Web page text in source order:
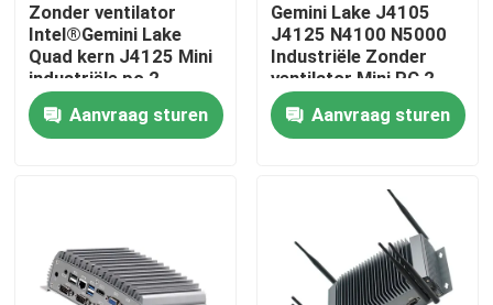
Thuis
Fabrieksreis
Zonder ventilator
Intel®Gemini Lake
Quad kern J4125 Mini
industriële pc 2
Gigabyte NIC 6COM
Nuc Aanvraag sturen
Gemini Lake J4105
J4125 N4100 N5000
Industriële Zonder
ventilator Mini PC 2
LAN 6COM Nuc
Aanvraag sturen